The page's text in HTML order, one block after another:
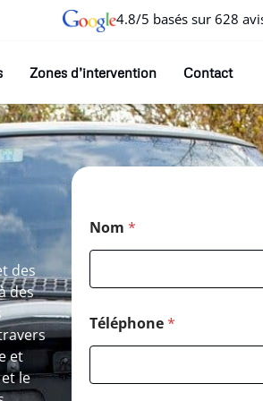
4.8/5 basés sur 628
Zones d’intervention Contact
des
des
et
le
Nom *
Téléphone*